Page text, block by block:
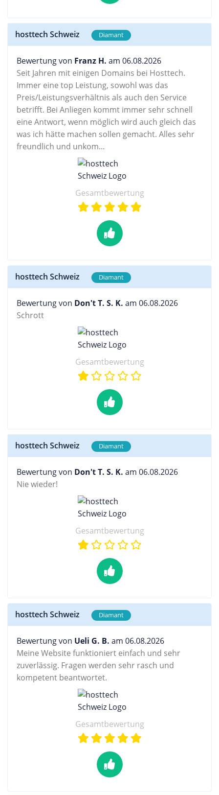
hosttech Schweiz Diamant
Bewertung von Franz H. am 06.08.2026
Seit Jahren mit einigen Domains bei Hosttech.
Immer eine top Leistung, sowohl was das
Preis/Leistungsverhältnis als auch den Service
betrifft. Bei Anliegen kommt immer sehr schnell
eine Antwort, wenn möglich wird auch gleich das
was ich hätte machen sollen gemacht. Alles sehr
freundlich und unkom...
Gesamtbewertung
hosttech Schweiz Diamant
Bewertung von Don't T. S. K. am 06.08.2026
Schrott
Gesamtbewertung
hosttech Schweiz Diamant
Bewertung von Don't T. S. K. am 06.08.2026
Nie wieder!
Gesamtbewertung
hosttech Schweiz Diamant
Bewertung von Ueli G. B. am 06.08.2026
Meine Website funktioniert einfach und sehr
zuverlässig. Fragen werden sehr rasch und
kompetent beantwortet.
Gesamtbewertung